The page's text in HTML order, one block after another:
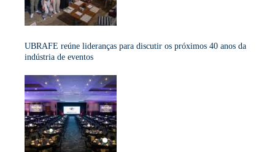
UBRAFE reúne lideranças para discutir os próximos 40 anos da
indústria de eventos